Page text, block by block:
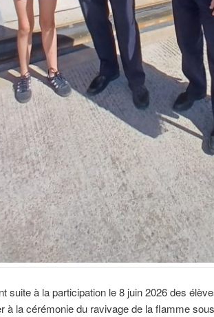
suite à la participation le 8 juin 2026 des
à la cérémonie du ravivage de la flamme